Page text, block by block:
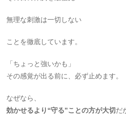
無理な刺激は一切しない
ことを徹底しています。
「ちょっと強いかも」
その感覚が出る前に、必ず止めます。
なぜなら、
効かせるより“守る”ことの方が大切だ